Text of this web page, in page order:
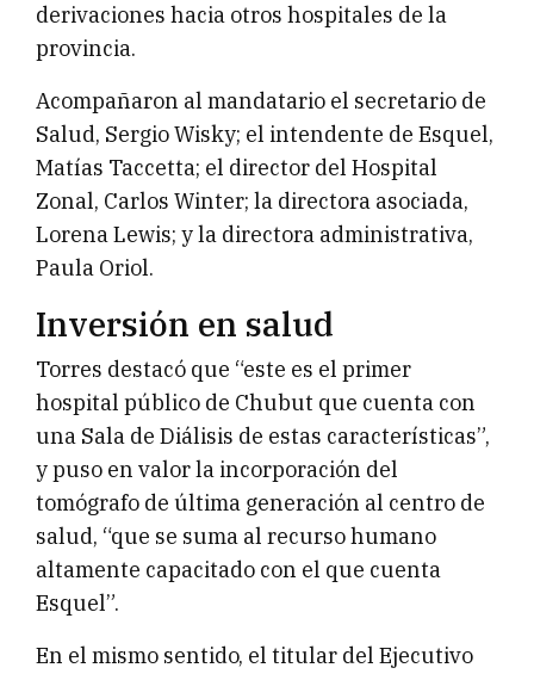
derivaciones hacia otros hospitales de la
provincia.
Acompañaron al mandatario el secretario de
Salud, Sergio Wisky; el intendente de Esquel,
Matías Taccetta; el director del Hospital
Zonal, Carlos Winter; la directora asociada,
Lorena Lewis; y la directora administrativa,
Paula Oriol.
Inversión en salud
Torres destacó que “este es el primer
hospital público de Chubut que cuenta con
una Sala de Diálisis de estas características”,
y puso en valor la incorporación del
tomógrafo de última generación al centro de
salud, “que se suma al recurso humano
altamente capacitado con el que cuenta
Esquel”.
En el mismo sentido, el titular del Ejecutivo